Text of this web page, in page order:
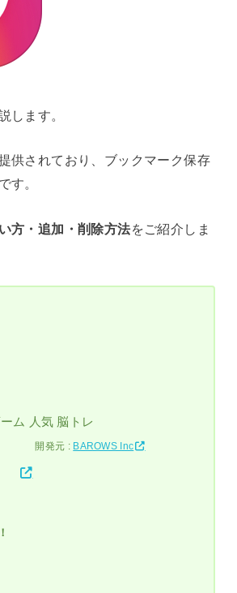
します。
供されており、ブックマーク保存
す。
方・追加・削除方法をご紹介しま
ム 人気 脳トレ
開発元 : BAROWS Inc